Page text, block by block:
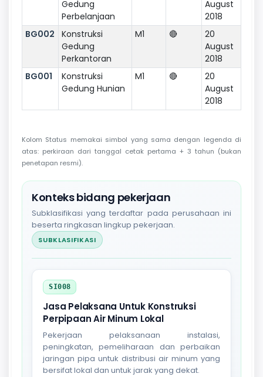
Gedung
Perbelanjaan
August
2018
BG002
Konstruksi
Gedung
Perkantoran
M1 🔴
20
August
2018
BG001
Konstruksi
Gedung Hunian
M1 🔴
20
August
2018
Kolom Status memakai simbol yang sama dengan legenda di
atas: perkiraan dari tanggal cetak pertama + 3 tahun (bukan
penetapan resmi).
Konteks bidang pekerjaan
Subklasifikasi yang terdaftar pada perusahaan ini
beserta ringkasan lingkup pekerjaan.
SUBKLASIFIKASI
SI008
Jasa Pelaksana Untuk Konstruksi
Perpipaan Air Minum Lokal
Pekerjaan pelaksanaan instalasi,
peningkatan, pemeliharaan dan perbaikan
jaringan pipa untuk distribusi air minum yang
bersifat lokal dan untuk jarak yang dekat.